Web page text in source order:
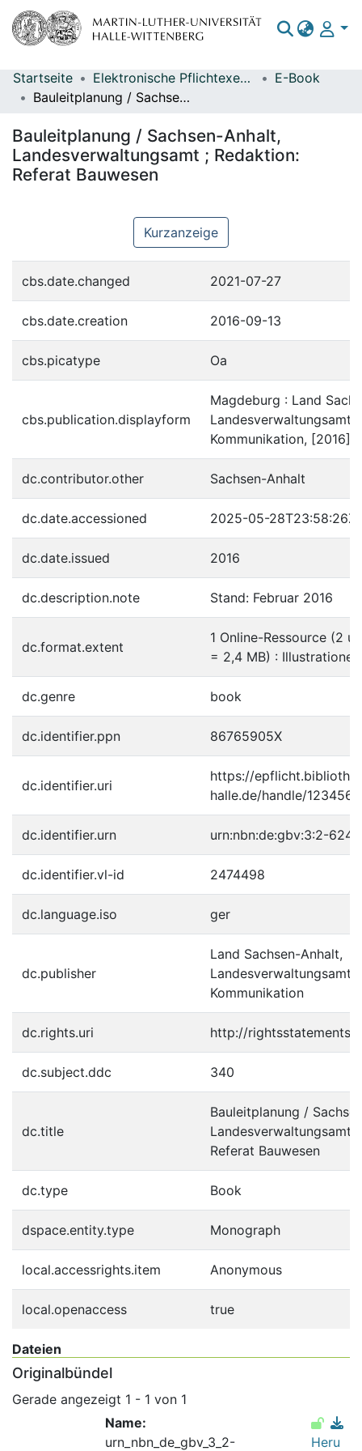
Bereiche & Sammlungen
Statistiken
Startseite Elektronische Pflichtexemplare
E-Book
Bauleitplanung / Sachsen-Anhalt, Landesverwaltungsamt ; Redaktion: Referat Bauwesen
Bauleitplanung / Sachsen-Anhalt,
Landesverwaltungsamt ; Redaktion:
Referat Bauwesen
Kurzanzeige
cbs.date.changed 2021-07-27
cbs.date.creation 2016-09-13
cbs.picatype Oa
cbs.publication.displayform
Magdeburg : Land
Landesverwaltungsamt,
Kommunikation, [2016]
dc.contributor.other Sachsen-Anhalt
dc.date.accessioned 2025-05-28T23:58:26Z
dc.date.issued 2016
dc.description.note Stand: Februar 2016
dc.format.extent
1 Online-Ressource (2
= 2,4 MB) : Illustrationen
dc.genre book
dc.identifier.ppn 86765905X
dc.identifier.uri
https://
halle.de/handle/
dc.identifier.urn urn:nbn:de:gbv:3:2-
dc.identifier.vl-id 2474498
dc.language.iso ger
dc.publisher
Land Sachsen-Anhalt,
Landesverwaltungsamt,
Kommunikation
dc.rights.uri http://
dc.subject.ddc 340
dc.title
Bauleitplanung /
Landesverwaltungsamt
Referat Bauwesen
dc.type Book
dspace.entity.type Monograph
local.accessrights.item Anonymous
local.openaccess true
Dateien
Originalbündel
Gerade angezeigt 1 - 1 von 1
Name:
urn_nbn_de_gbv_3_2-
Heru